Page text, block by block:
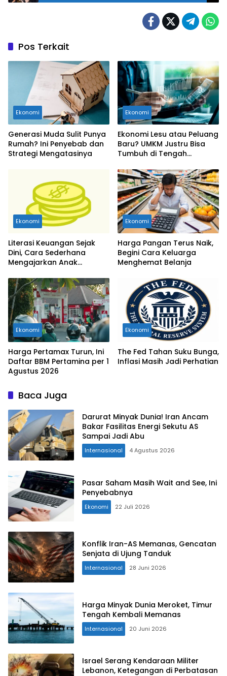
Pos Terkait
Ekonomi
Generasi Muda Sulit Punya
Rumah? Ini Penyebab dan
Strategi Mengatasinya
Ekonomi
Ekonomi Lesu atau Peluang
Baru? UMKM Justru Bisa
Tumbuh di Tengah
Ekonomi
Literasi Keuangan Sejak
Dini, Cara Sederhana
Mengajarkan Anak
Ekonomi
Harga Pangan Terus Naik,
Begini Cara Keluarga
Menghemat Belanja
Ekonomi
Harga Pertamax Turun, Ini
Daftar BBM Pertamina per 1
Agustus 2026
Ekonomi
The Fed Tahan Suku Bunga,
Inflasi Masih Jadi Perhatian
Baca Juga
Darurat Minyak Dunia! Iran Ancam
Bakar Fasilitas Energi Sekutu AS
Sampai Jadi Abu
Internasional 4 Agustus 2026
Pasar Saham Masih Wait and See, Ini
Penyebabnya
Ekonomi 22 Juli 2026
Konflik Iran-AS Memanas, Gencatan
Senjata di Ujung Tanduk
Internasional 28 Juni 2026
Harga Minyak Dunia Meroket, Timur
Tengah Kembali Memanas
Internasional 20 Juni 2026
Israel Serang Kendaraan Militer
Lebanon, Ketegangan di Perbatasan